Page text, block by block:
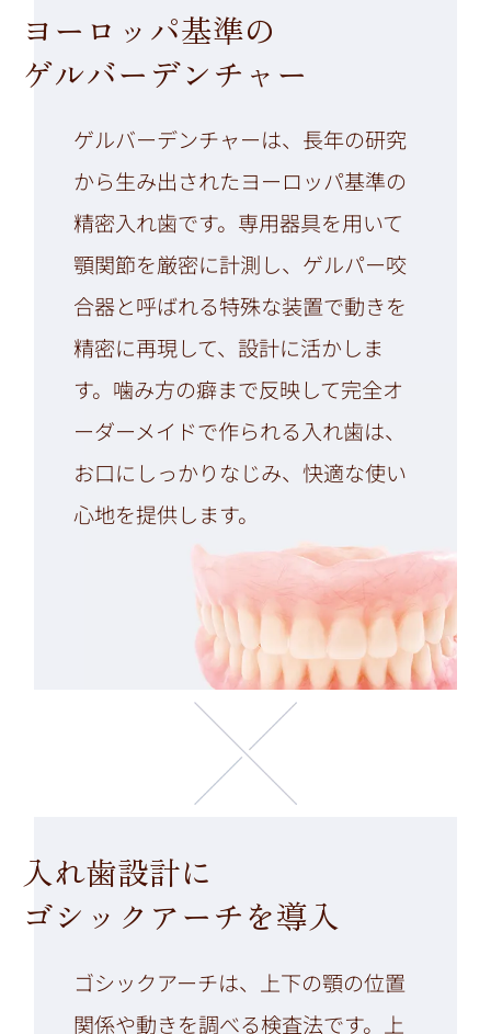
ヨーロッパ基準の
ゲルバーデンチャー
ゲルバーデンチャーは、長年の研究
から生み出されたヨーロッパ基準の
精密入れ歯です。専用器具を用いて
顎関節を厳密に計測し、ゲルパー咬
合器と呼ばれる特殊な装置で動きを
精密に再現して、設計に活かしま
す。噛み方の癖まで反映して完全オ
ーダーメイドで作られる入れ歯は、
お口にしっかりなじみ、快適な使い
心地を提供します。
入れ歯設計に
ゴシックアーチを導入
ゴシックアーチは、上下の顎の位置
関係や動きを調べる検査法です。上